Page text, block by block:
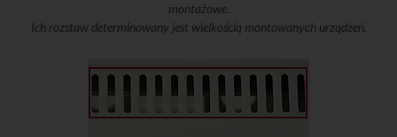
montażowe.
Ich rozstaw determinowany jest wielkością montowanych urządzeń.